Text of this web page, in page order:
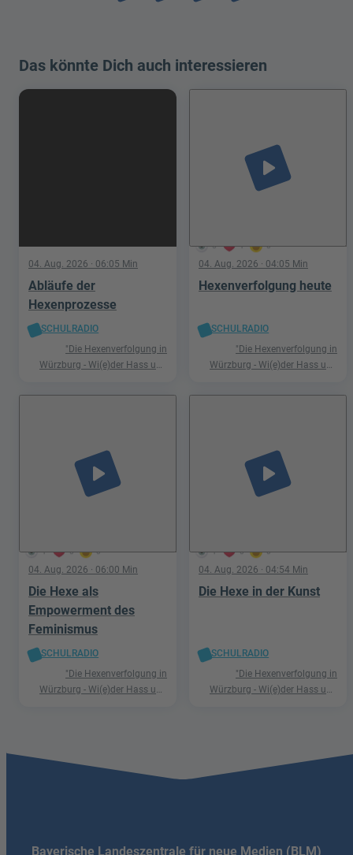
Das könnte Dich auch interessieren
04. Aug. 2026 · 06:05 Min
Abläufe der
Hexenprozesse
SCHULRADIO
"Die Hexenverfolgung in
Würzburg - Wi(e)der Hass und
5 1 0
play_arrow
04. Aug. 2026 · 04:05 Min
Hexenverfolgung heute
SCHULRADIO
"Die Hexenverfolgung in
Würzburg - Wi(e)der Hass und
1 0 0
play_arrow
04. Aug. 2026 · 06:00 Min
Die Hexe als
Empowerment des
Feminismus
SCHULRADIO
"Die Hexenverfolgung in
Würzburg - Wi(e)der Hass und
1 0 0
play_arrow
04. Aug. 2026 · 04:54 Min
Die Hexe in der Kunst
SCHULRADIO
"Die Hexenverfolgung in
Würzburg - Wi(e)der Hass und
Bayerische Landeszentrale für neue Medien (BLM)